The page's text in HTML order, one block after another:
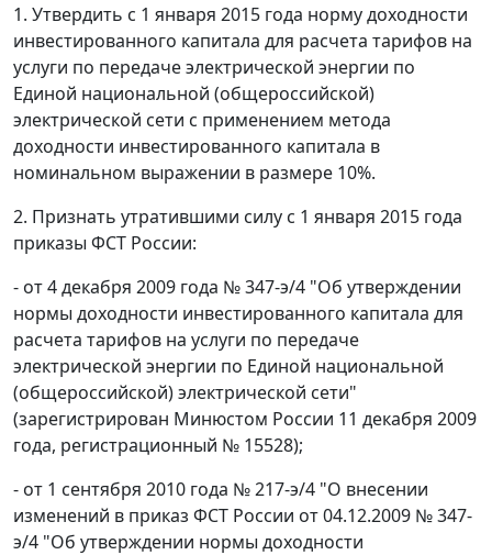
1. Утвердить с 1 января 2015 года норму доходности
инвестированного капитала для расчета тарифов на
услуги по передаче электрической энергии по
Единой национальной (общероссийской)
электрической сети с применением метода
доходности инвестированного капитала в
номинальном выражении в размере 10%.
2. Признать утратившими силу с 1 января 2015 года
приказы ФСТ России:
- от 4 декабря 2009 года № 347-э/4 "Об утверждении
нормы доходности инвестированного капитала для
расчета тарифов на услуги по передаче
электрической энергии по Единой национальной
(общероссийской) электрической сети"
(зарегистрирован Минюстом России 11 декабря 2009
года, регистрационный № 15528);
- от 1 сентября 2010 года № 217-э/4 "О внесении
изменений в приказ ФСТ России от 04.12.2009 № 347-
э/4 "Об утверждении нормы доходности